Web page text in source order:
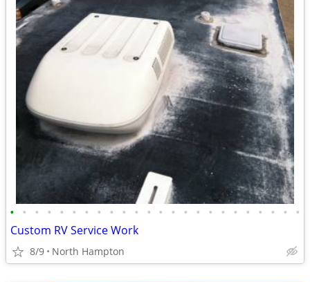
• • • • • • • • • • • • • • • • • • • • • • • •
Custom RV Service Work
8/9 North Hampton